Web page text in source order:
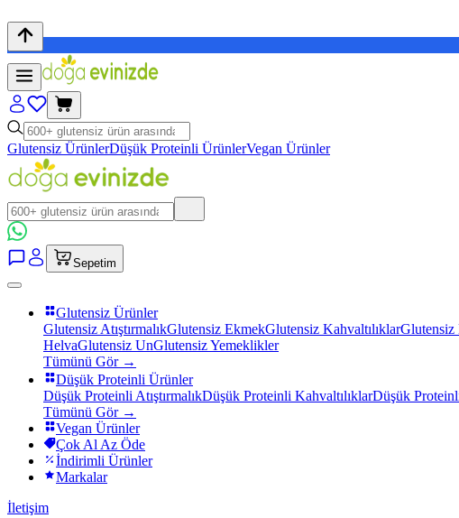
Glutensiz ÜrünlerDüşük Proteinli ÜrünlerVegan Ürünler
Sepetim
Glutensiz Ürünler
Glutensiz AtıştırmalıkGlutensiz EkmekGlutensiz KahvaltılıklarGlutensiz
HelvaGlutensiz UnGlutensiz Yemeklikler
Tümünü Gör →
Düşük Proteinli Ürünler
Düşük Proteinli AtıştırmalıkDüşük Proteinli KahvaltılıklarDüşük
Tümünü Gör →
Vegan Ürünler
Çok Al Az Öde
İndirimli Ürünler
Markalar
İletişim